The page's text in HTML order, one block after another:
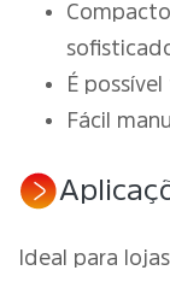
É
Fácil
Ideal para